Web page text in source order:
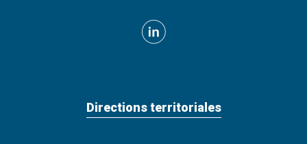
Directions territoriales